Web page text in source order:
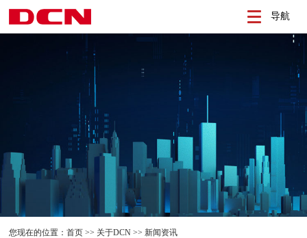
导航
您现在的位置：首页 >> 关于DCN >>新闻资讯